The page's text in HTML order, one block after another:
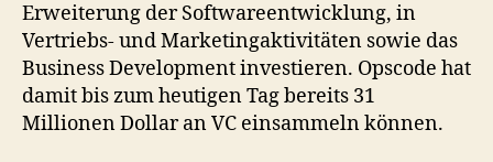
Erweiterung der Softwareentwicklung, in
Vertriebs- und Marketingaktivitäten sowie das
Business Development investieren. Opscode hat
damit bis zum heutigen Tag bereits 31
Millionen Dollar an VC einsammeln können.